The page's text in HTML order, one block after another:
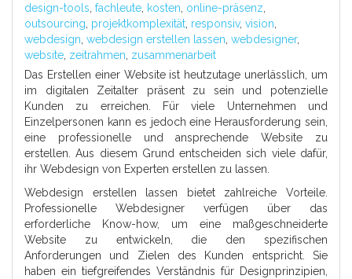
design-tools fachleute kosten online-präsenz
outsourcing projektkomplexität responsiv, vision
webdesign webdesign erstellen lassen webdesigner,
website zeitrahmen zusammenarbeit
Das Erstellen einer Website ist heutzutage unerlässlich, um
im digitalen Zeitalter präsent zu sein und potenzielle
Kunden zu erreichen. Für viele Unternehmen und
Einzelpersonen kann es jedoch eine Herausforderung sein,
eine professionelle und ansprechende Website zu
erstellen. Aus diesem Grund entscheiden sich viele dafür,
ihr Webdesign von Experten erstellen zu lassen.
Webdesign erstellen lassen bietet zahlreiche Vorteile.
Professionelle Webdesigner verfügen über das
erforderliche Know-how, um eine maßgeschneiderte
Website zu entwickeln, die den spezifischen
Anforderungen und Zielen des Kunden entspricht. Sie
haben ein tiefgreifendes Verständnis für Designprinzipien,